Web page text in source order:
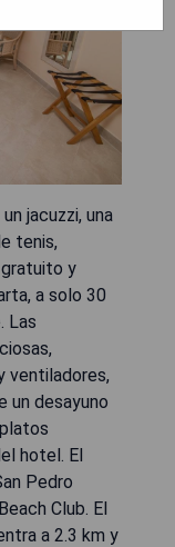
jacuzzi, una
tenis,
y
a solo 30
Las
ventiladores,
un desayuno
hotel. El
Pedro
Club. El
a 2.3 km y